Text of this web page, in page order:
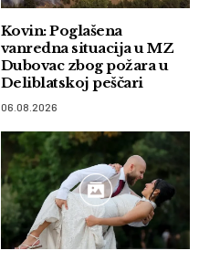
Kovin: Poglašena
vanredna situacija u MZ
Dubovac zbog požara u
Deliblatskoj peščari
06.08.2026